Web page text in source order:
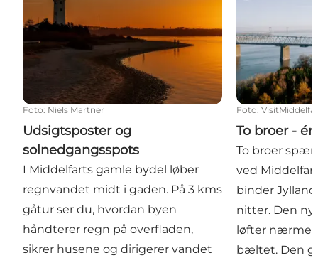
Foto: Niels Martner
Udsigtsposter og
solnedgangsspots
I Middelfarts gamle bydel løber
regnvandet midt i gaden. På 3 kms
gåtur ser du, hvordan byen
håndterer regn på overfladen,
sikrer husene og dirigerer vandet
Foto:
To broer -
To broer
ved
binder
nitter. Den
løfter
bæltet. Den